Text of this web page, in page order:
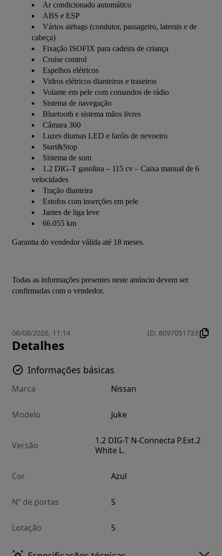
Ar condicionado automático
ABS e ESP
Vários airbags (condutor, passageiro, laterais e de
cabeça)
Fixação ISOFIX para cadeira de criança
Cruise control
Espelhos elétricos
Vidros elétricos dianteiros e traseiros
Volante em pele com comandos de rádio
Sistema de navegação
Bluetooth e sistema mãos livres
Câmara 360
Luzes diurnas LED e faróis de nevoeiro
Start&Stop
Sistema de som
1.2 DIG-T gasolina – 115 cv – Caixa manual de 6
velocidades
Tração dianteira
Estofos com inserções em pele
Jantes de liga leve
66.055 km
Garantia do vendedor válida até 18 meses.
Todas as informações presentes neste anúncio devem ser
confirmadas com o vendedor.
06/08/2026, 11:14 ID: 8097051733
Detalhes
Informações básicas
Marca Nissan
Modelo Juke
Versão
1.2 DIG-T N-Connecta P.Ext.2
White L.
Cor Azul
Nº de portas 5
Lotação 5